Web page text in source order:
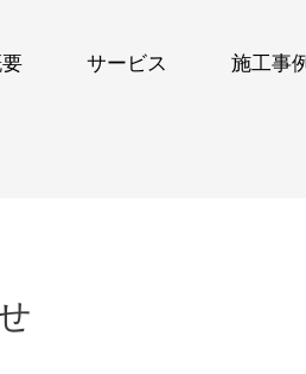
サービス 施工事例